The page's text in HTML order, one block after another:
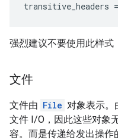
transitive_headers =
强烈建议不要使用此样式
文件
文件由 File 对象表示。
文件 I/O，因此这些对象
容。而是传递给发出操作